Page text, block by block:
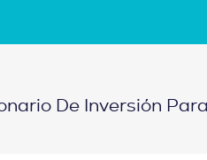
De Inversión